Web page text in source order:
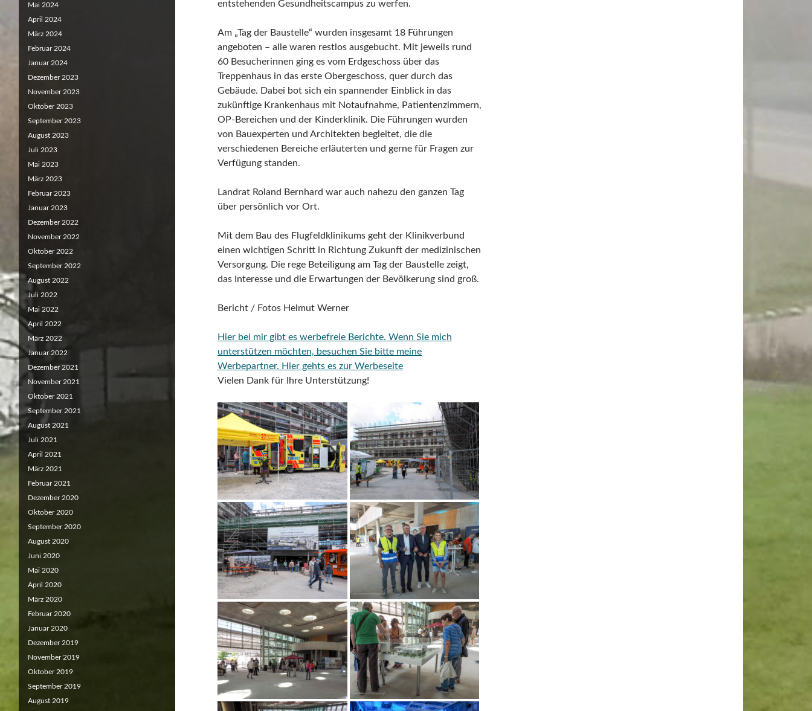
entstehenden Gesundheitscampus zu werfen.
Am „Tag der Baustelle“ wurden insgesamt 18 Führungen
angeboten – alle waren restlos ausgebucht. Mit jeweils rund
60 Besucherinnen ging es vom Erdgeschoss über das
Treppenhaus in das erste Obergeschoss, quer durch das
Gebäude. Dabei bot sich ein spannender Einblick in das
zukünftige Krankenhaus mit Notaufnahme, Patientenzimmern,
OP-Bereichen und der Kinderklinik. Die Führungen wurden
von Bauexperten und Architekten begleitet, die die
verschiedenen Bereiche erläuterten und gerne für Fragen zur
Verfügung standen.
Landrat Roland Bernhard war auch nahezu den ganzen Tag
über persönlich vor Ort.
Mit dem Bau des Flugfeldklinikums geht der Klinikverbund
einen wichtigen Schritt in Richtung Zukunft der medizinischen
Versorgung. Die rege Beteiligung am Tag der Baustelle zeigt,
das Interesse und die Erwartungen der Bevölkerung sind groß.
Bericht / Fotos Helmut Werner
Hier bei mir gibt es werbefreie Berichte. Wenn Sie mich
unterstützen möchten, besuchen Sie bitte meine
Werbepartner. Hier gehts es zur Werbeseite
Vielen Dank für Ihre Unterstützung!
Mai 2024
April 2024
März 2024
Februar 2024
Januar 2024
Dezember 2023
November 2023
Oktober 2023
September 2023
August 2023
Juli 2023
Mai 2023
März 2023
Februar 2023
Januar 2023
Dezember 2022
November 2022
Oktober 2022
September 2022
August 2022
Juli 2022
Mai 2022
April 2022
März 2022
Januar 2022
Dezember 2021
November 2021
Oktober 2021
September 2021
August 2021
Juli 2021
April 2021
März 2021
Februar 2021
Dezember 2020
Oktober 2020
September 2020
August 2020
Juni 2020
Mai 2020
April 2020
März 2020
Februar 2020
Januar 2020
Dezember 2019
November 2019
Oktober 2019
September 2019
August 2019